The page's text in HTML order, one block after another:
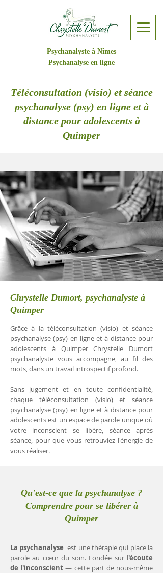
Psychanalyste à Nîmes
Psychanalyse en ligne
Téléconsultation (visio) et séance
psychanalyse (psy) en ligne et à
distance pour adolescents à
Quimper
Chrystelle Dumort, psychanalyste à
Quimper
Grâce à la téléconsultation (visio) et séance
psychanalyse (psy) en ligne et à distance pour
adolescents à Quimper Chrystelle Dumort
psychanalyste vous accompagne, au fil des
mots, dans un travail introspectif profond.
Sans jugement et en toute confidentialité,
chaque téléconsultation (visio) et séance
psychanalyse (psy) en ligne et à distance pour
adolescents est un espace de parole unique où
votre inconscient se libère, séance après
séance, pour que vous retrouviez l'énergie de
vous réaliser.
Qu'est-ce que la psychanalyse ?
Comprendre pour se libérer à
Quimper
La psychanalyse est une thérapie qui place la
parole au cœur du soin. Fondée sur l'écoute
de l'inconscient— cette part de nous-même